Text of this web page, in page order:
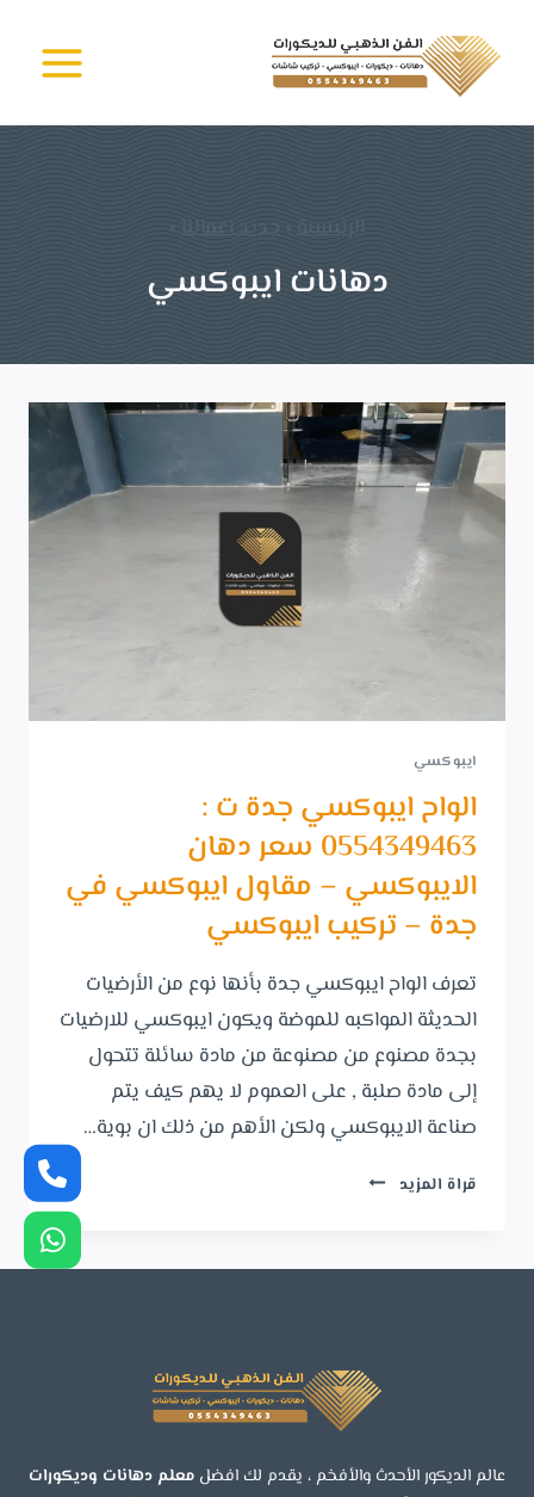
المحتوى
الرئيسية » جديد اعمالنا »
دهانات ايبوكسي
ايبوكسي
الواح ايبوكسي جدة ت :
0554349463 سعر دهان
الايبوكسي – مقاول ايبوكسي في
جدة – تركيب ايبوكسي
تعرف الواح ايبوكسي جدة بأنها نوع من الأرضيات
الحديثة المواكبه للموضة ويكون ايبوكسي للارضيات
بجدة مصنوع من مصنوعة من مادة سائلة تتحول
إلى مادة صلبة , على العموم لا يهم كيف يتم
صناعة الايبوكسي ولكن الأهم من ذلك ان بوية…
قراة المزيد الواح
ت
دهان
الايبوكسي
مقاول
عالم الديكور الأحدث والأفخم ، يقدم لك افضل معلم دهانات وديكورات